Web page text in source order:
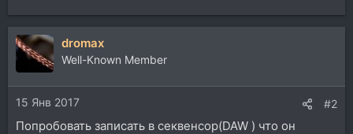
dromax
Well-Known Member
15 Янв 2017 #2
Попробовать записать в секвенсор(DAW ) что он